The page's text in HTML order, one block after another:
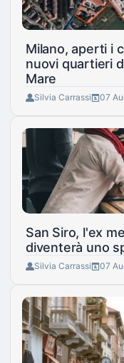
Milano, aperti i
nuovi quartieri
Mare
Silvia Carrassi 07
San Siro, l'ex
diventerà uno
Silvia Carrassi 07